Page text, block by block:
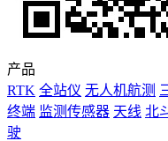
产品
RTK 全站仪 无人机航测
终端 监测传感器 天线 北
驶